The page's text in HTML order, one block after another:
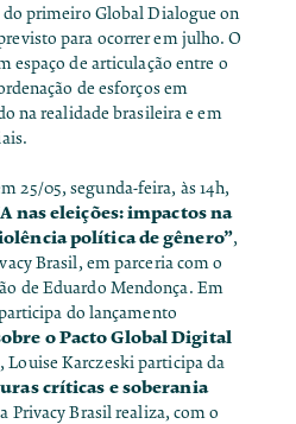
primeiro Global Dialogue on
para ocorrer em julho. O
espaço de articulação entre o
de esforços em
na realidade brasileira e em
25/05, segunda-feira, às 14h,
nas eleições: impactos na
política de gênero”,
Brasil, em parceria com o
de Eduardo Mendonça. Em
do lançamento
o Pacto Global Digital
Louise Karczeski participa da
críticas e soberania
Privacy Brasil realiza, com o